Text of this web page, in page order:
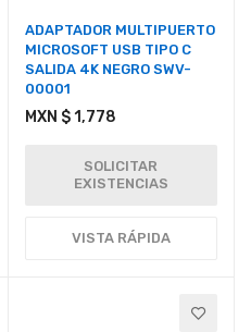
ADAPTADOR MULTIPUERTO
MICROSOFT USB TIPO C
SALIDA 4K NEGRO SWV-
00001
MXN $ 1,778
SOLICITAR
EXISTENCIAS
VISTA RÁPIDA